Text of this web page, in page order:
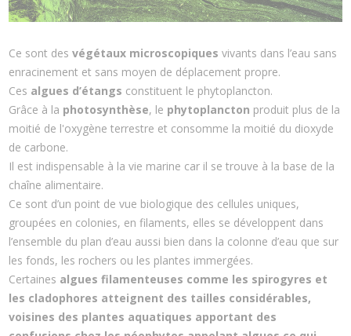
Ce sont desvégétaux microscopiques vivants dans l’eau sans
enracinement et sans moyen de déplacement propre.
Ces algues d’étangs constituent le phytoplancton.
Grâce à la photosynthèse, le phytoplancton produit plus de la
moitié de l'oxygène terrestre et consomme la moitié du dioxyde
de carbone.
Il est indispensable à la vie marine car il se trouve à la base de la
chaîne alimentaire.
Ce sont d’un point de vue biologique des cellules uniques,
groupées en colonies, en filaments, elles se développent dans
l’ensemble du plan d’eau aussi bien dans la colonne d’eau que sur
les fonds, les rochers ou les plantes immergées.
Certaines algues filamenteuses comme les spirogyres et
les cladophores atteignent des tailles considérables,
voisines des plantes aquatiques apportant des